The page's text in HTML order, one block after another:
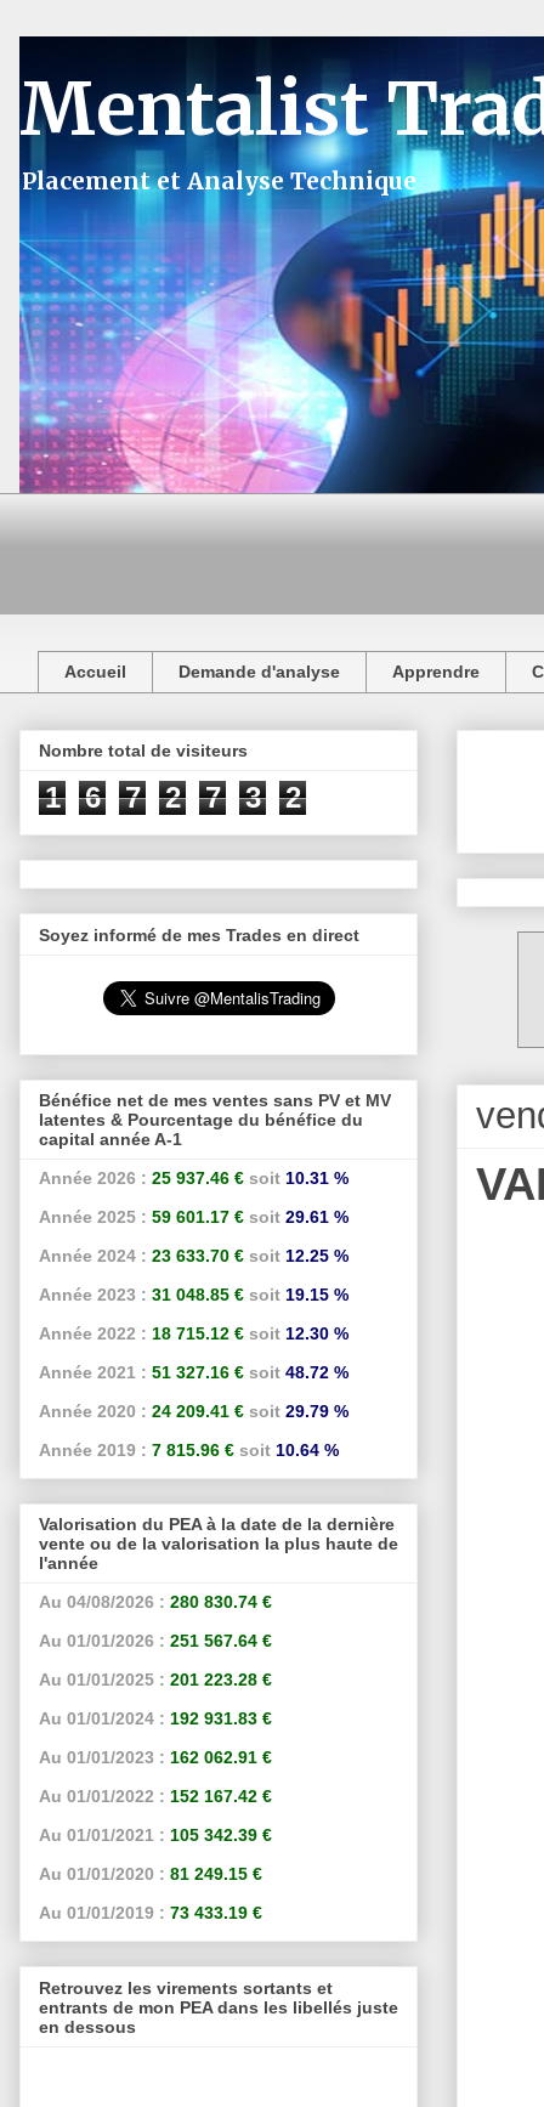
Mentalist
Placement et Analyse Technique
Accueil Demande d'analyse Apprendre
Nombre total de visiteurs
1 6 7 2 7 3 2
Soyez informé de mes Trades en direct
Bénéfice net de mes ventes sans PV et MV
latentes & Pourcentage du bénéfice du
capital année A-1
Année 2026 : 25 937.46 € soit 10.31 %
Année 2025 : 59 601.17 € soit 29.61 %
Année 2024 : 23 633.70 € soit 12.25 %
Année 2023 : 31 048.85 € soit 19.15 %
Année 2022 : 18 715.12 € soit 12.30 %
Année 2021 : 51 327.16 € soit 48.72 %
Année 2020 : 24 209.41 € soit 29.79 %
Année 2019 : 7 815.96 € soit 10.64 %
Valorisation du PEA à la date de la dernière
vente ou de la valorisation la plus haute de
l'année
Au 04/08/2026 : 280 830.74 €
Au 01/01/2026 : 251 567.64 €
Au 01/01/2025 : 201 223.28 €
Au 01/01/2024 : 192 931.83 €
Au 01/01/2023 : 162 062.91 €
Au 01/01/2022 : 152 167.42 €
Au 01/01/2021 : 105 342.39 €
Au 01/01/2020 : 81 249.15 €
Au 01/01/2019 : 73 433.19 €
Retrouvez les virements sortants et
entrants de mon PEA dans les libellés juste
en dessous